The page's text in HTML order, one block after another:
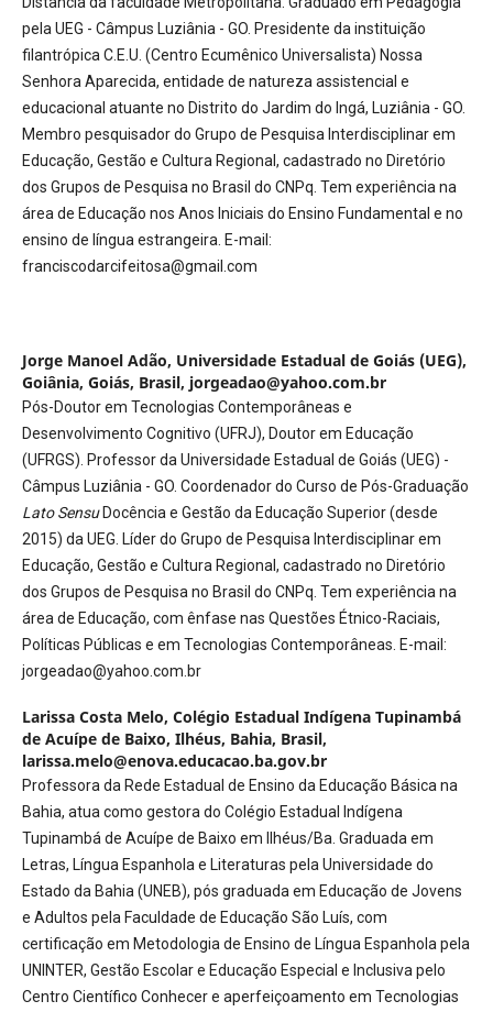
pela UEG - Câmpus Luziânia - GO. Presidente da instituição
filantrópica C.E.U. (Centro Ecumênico Universalista) Nossa
Senhora Aparecida, entidade de natureza assistencial e
educacional atuante no Distrito do Jardim do Ingá, Luziânia - GO.
Membro pesquisador do Grupo de Pesquisa Interdisciplinar em
Educação, Gestão e Cultura Regional, cadastrado no Diretório
dos Grupos de Pesquisa no Brasil do CNPq. Tem experiência na
área de Educação nos Anos Iniciais do Ensino Fundamental e no
ensino de língua estrangeira. E-mail:
franciscodarcifeitosa@gmail.com
Jorge Manoel Adão, Universidade Estadual de Goiás (UEG),
Goiânia, Goiás, Brasil, jorgeadao@yahoo.com.br
Pós-Doutor em Tecnologias Contemporâneas e
Desenvolvimento Cognitivo (UFRJ), Doutor em Educação
(UFRGS). Professor da Universidade Estadual de Goiás (UEG) -
Câmpus Luziânia - GO. Coordenador do Curso de Pós-Graduação
Lato SensuDocência e Gestão da Educação Superior (desde
2015) da UEG. Líder do Grupo de Pesquisa Interdisciplinar em
Educação, Gestão e Cultura Regional, cadastrado no Diretório
dos Grupos de Pesquisa no Brasil do CNPq. Tem experiência na
área de Educação, com ênfase nas Questões Étnico-Raciais,
Políticas Públicas e em Tecnologias Contemporâneas. E-mail:
jorgeadao@yahoo.com.br
Larissa Costa Melo, Colégio Estadual Indígena Tupinambá
de Acuípe de Baixo, Ilhéus, Bahia, Brasil,
larissa.melo@enova.educacao.ba.gov.br
Professora da Rede Estadual de Ensino da Educação Básica na
Bahia, atua como gestora do Colégio Estadual Indígena
Tupinambá de Acuípe de Baixo em Ilhéus/Ba. Graduada em
Letras, Língua Espanhola e Literaturas pela Universidade do
Estado da Bahia (UNEB), pós graduada em Educação de Jovens
e Adultos pela Faculdade de Educação São Luís, com
certificação em Metodologia de Ensino de Língua Espanhola pela
UNINTER, Gestão Escolar e Educação Especial e Inclusiva pelo
Centro Científico Conhecer e aperfeiçoamento em Tecnologias